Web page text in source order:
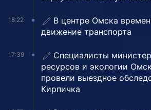
18:22
В центре Омска
движение транспорта
17:39
Специалисты
ресурсов и экологии
провели выездное
Кирпичка